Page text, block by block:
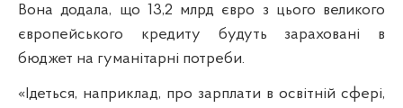
Вона додала, що 13,2 млрд євро з цього великого
європейського кредиту будуть зараховані в
бюджет на гуманітарні потреби.
«Ідеться, наприклад, про зарплати в освітній сфері,